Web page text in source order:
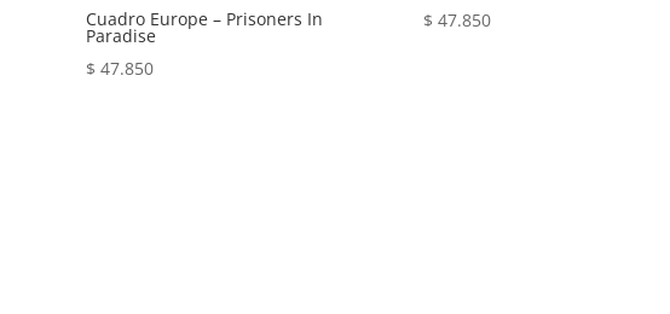
Cuadro Europe – Prisoners In
Paradise
$ 47.850
$ 47.850